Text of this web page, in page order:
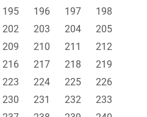
195 196 197
198
202 203 204
205
209 210 211
212
216 217 218
219
223 224 225
226
230 231 232
233